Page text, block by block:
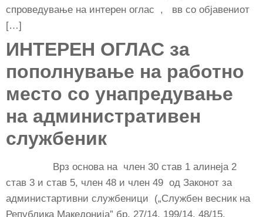
спроведување на интерен оглас , вв со објавениот
[…]
ИНТЕРЕН ОГЛАС за
пополнување на работно
место со унапредување
на административен
службеник
Врз основа на член 30 став 1 алинеја 2
став 3 и став 5, член 48 и член 49 од Законот за
администартивни службеници („Службен весник на
Република Македонија” бр. 27/14, 199/14, 48/15,